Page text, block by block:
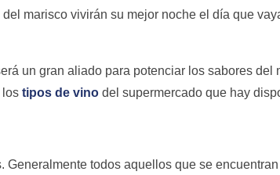
marisco vivirán su mejor noche el día que
un gran aliado para potenciar los sabores del
los tipos de vinodel supermercado que hay
todos aquellos que se